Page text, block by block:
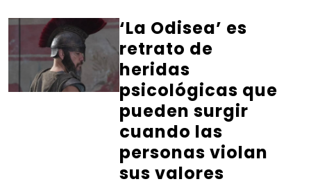
‘La Odisea’ es
retrato de
heridas
psicológicas que
pueden surgir
cuando las
personas violan
sus valores